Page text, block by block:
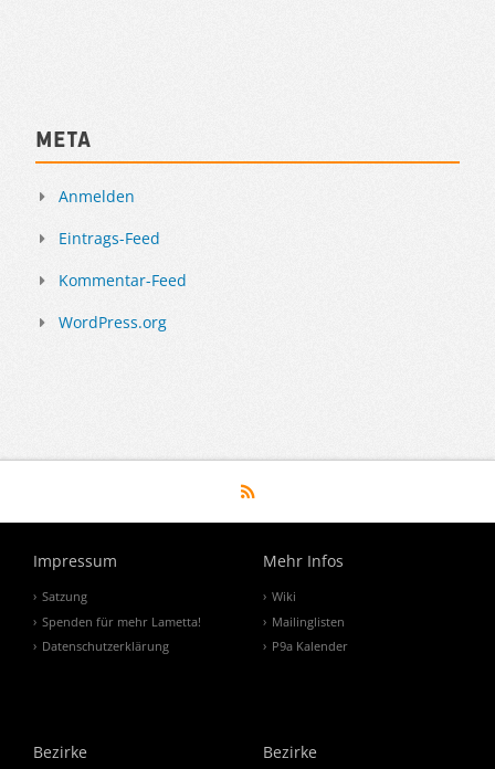
Meta
Anmelden
Eintrags-Feed
Kommentar-Feed
WordPress.org
Impressum
Satzung
Spenden für mehr Lametta!
Datenschutzerklärung
Mehr Infos
Wiki
Mailinglisten
P9a Kalender
Bezirke Bezirke